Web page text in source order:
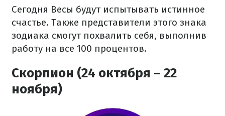
Сегодня Весы будут испытывать истинное
счастье. Также представители этого знака
зодиака смогут похвалить себя, выполнив
работу на все 100 процентов.
Скорпион (24 октября – 22
ноября)